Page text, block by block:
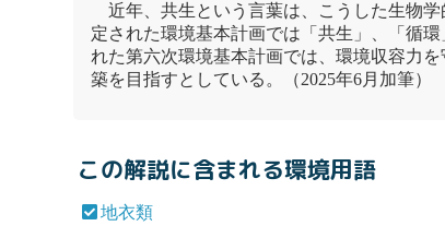
近年、共生という言葉は、こうした生物
定された環境基本計画では「共生」、「循
れた第六次環境基本計画では、環境収容力
築を目指すとしている。（2025年6月加筆）
この解説に含まれる環境用語
地衣類